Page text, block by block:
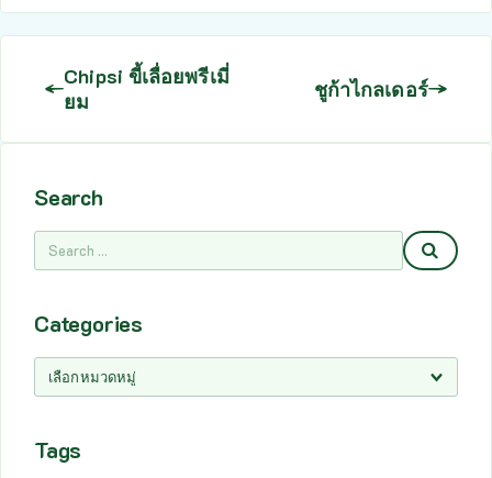
Chipsi ขี้เลื่อยพรีเมี่
ยม
ชูก้าไกลเดอร์
Search
Categories
Tags